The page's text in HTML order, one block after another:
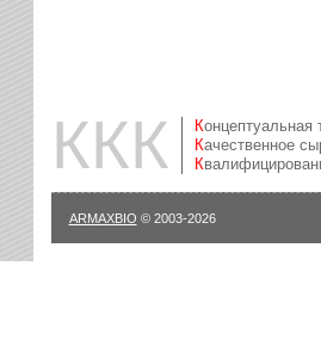
ККК
Концептуальная
Качественное
ARMAXBIO © 2003-2026